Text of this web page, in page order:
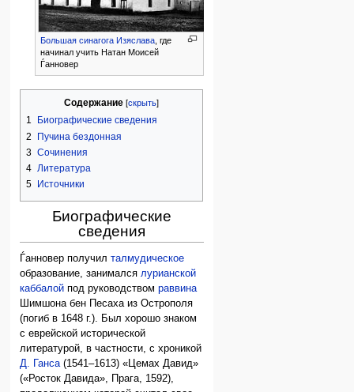
Большая синагога Изяслава, где
начинал учить Натан Моисей
Ѓанновер
Содержание
1
Биографические сведения
2
Пучина бездонная
3 Сочинения
4 Литература
5
Источники
Биографические
сведения
Ѓанновер получилталмудическое
образование, занималсялурианской
каббалой под руководствомраввина
Шимшона бен Песаха из Острополя
(погиб в 1648 г.). Был хорошо знаком
с еврейской исторической
литературой, в частности, с хроникой
Д. Ганса(1541–1613) «Цемах Давид»
(«Росток Давида», Прага, 1592),